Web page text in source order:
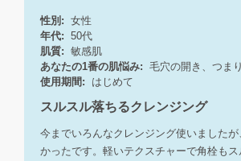
性別: 女性
年代: 50代
肌質: 敏感肌
あなたの1番の肌悩み: 毛穴の開き、つま
使用期間:
はじめて
スルスル落ちるクレンジング
今までいろんなクレンジング使いましたが
かったです。軽いテクスチャーで角栓も